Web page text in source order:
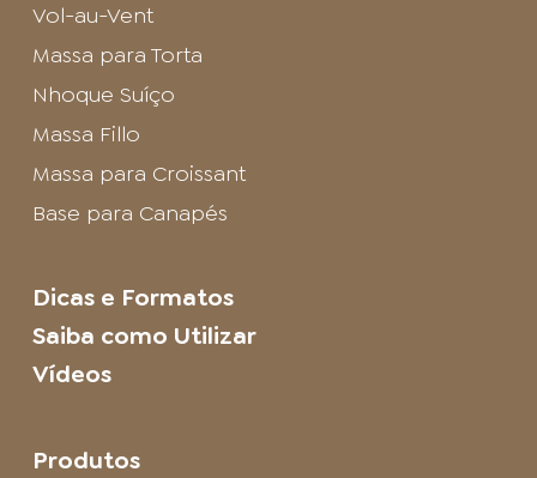
Vol-au-Vent
Massa para Torta
Nhoque Suíço
Massa Fillo
Massa para Croissant
Base para Canapés
Dicas e Formatos
Saiba como Utilizar
Vídeos
Produtos